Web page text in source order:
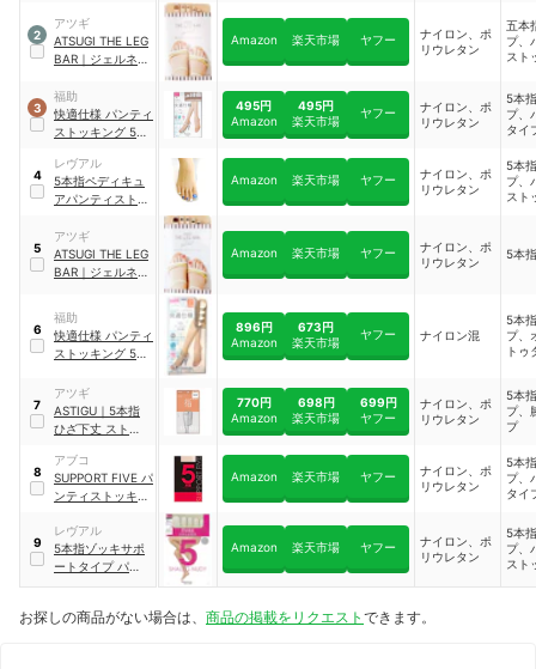
2
アツギ
ATSUGI THE LEG
BAR ｜ ジェルネイ
ング ラメネイル風
｜FP16900
Amazon 楽天市場 ヤフー
ナイロン、ポ
リウレタン
五本
プ、
スト
3
福助
快適仕様 パンティ
ストッキング 5本
タイプ ｜
2001
495円
Amazon
495円
楽天市場
ヤフー
ナイロン、ポ
リウレタン
5本
プ、
タイ
プ
4
レヴアル
5本指ペディキュ
アパンティストッ
Amazon 楽天市場 ヤフー
ナイロン、ポ
リウレタン
5本
プ、
スト
5
アツギ
ATSUGI THE LEG
BAR ｜ ジェルネイ
イル風
Amazon 楽天市場 ヤフー
ナイロン、ポ
リウレタン
5本
6
福助
快適仕様 パンティ
ストッキング 5本
タイプ ハイソック
ス
896円
Amazon
673円
楽天市場
ヤフー ナイロン混
5本
プ、
トゥ
7
アツギ
ASTIGU ｜ 5本指
ひざ下丈 ストッキ
770円
Amazon
698円
楽天市場
699円
ヤフー
ナイロン、ポ
リウレタン
5本
プ、
プ
8
アブコ
SUPPORT FIVE パ
ンティストッキン
Amazon 楽天市場 ヤフー
ナイロン、ポ
リウレタン
5本
プ、
タイ
9
レヴアル
5本指ゾッキサポ
ートタイプ パンテ
Amazon 楽天市場 ヤフー
ナイロン、ポ
リウレタン
5本
プ、
スト
お探しの商品がない場合は、 商品の掲載をリクエスト できます。